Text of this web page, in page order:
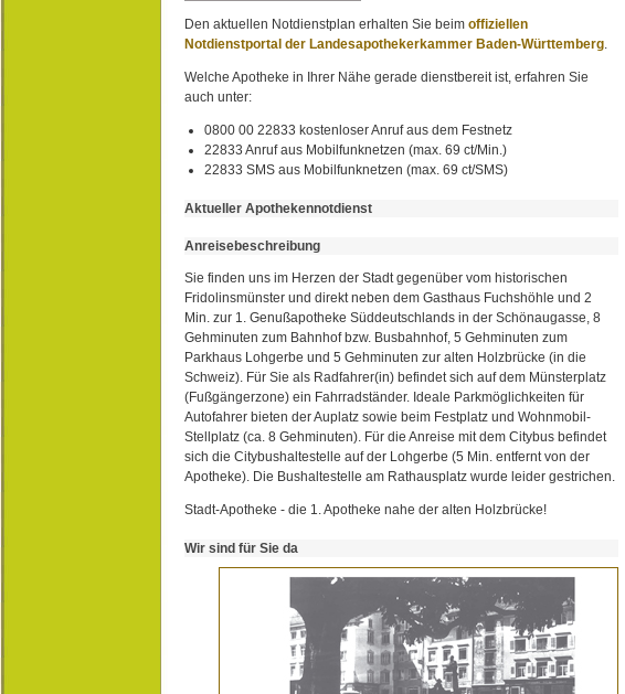
Den aktuellen Notdienstplan erhalten Sie beim offiziellen
Notdienstportal der Landesapothekerkammer Baden-Württemberg
Welche Apotheke in Ihrer Nähe gerade dienstbereit ist, erfahren Sie
auch unter:
0800 00 22833 kostenloser Anruf aus dem Festnetz
22833 Anruf aus Mobilfunknetzen (max. 69 ct/Min.)
22833 SMS aus Mobilfunknetzen (max. 69 ct/SMS)
Aktueller Apothekennotdienst
Anreisebeschreibung
Sie finden uns im Herzen der Stadt gegenüber vom historischen
Fridolinsmünster und direkt neben dem Gasthaus Fuchshöhle und 2
Min. zur 1. Genußapotheke Süddeutschlands in der Schönaugasse, 8
Gehminuten zum Bahnhof bzw. Busbahnhof, 5 Gehminuten zum
Parkhaus Lohgerbe und 5 Gehminuten zur alten Holzbrücke (in die
Schweiz). Für Sie als Radfahrer(in) befindet sich auf dem Münsterplatz
(Fußgängerzone) ein Fahrradständer. Ideale Parkmöglichkeiten für
Autofahrer bieten der Auplatz sowie beim Festplatz und Wohnmobil-
Stellplatz (ca. 8 Gehminuten). Für die Anreise mit dem Citybus befindet
sich die Citybushaltestelle auf der Lohgerbe (5 Min. entfernt von der
Apotheke). Die Bushaltestelle am Rathausplatz wurde leider gestrichen.
Stadt-Apotheke - die 1. Apotheke nahe der alten Holzbrücke!
Wir sind für Sie da